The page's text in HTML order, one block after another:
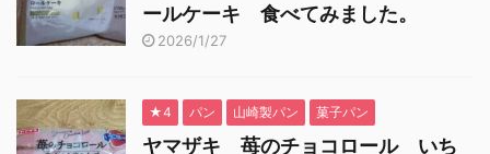
ールケーキ 食べてみました。
2026/1/27
★4 パン 山崎製パン 菓子パン
ヤマザキ 苺のチョコロール いち